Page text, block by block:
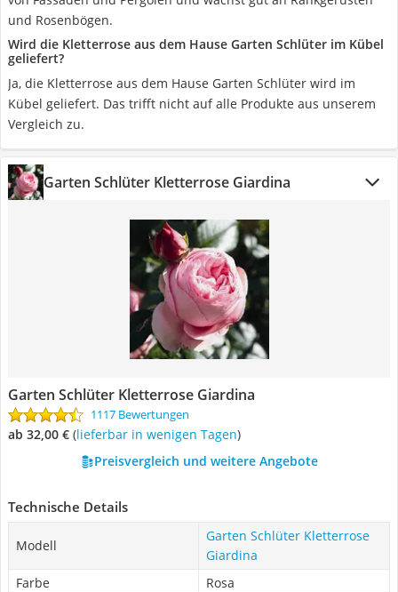
und Rosenbögen.
Wird die Kletterrose aus dem Hause Garten Schlüter im Kübel
geliefert?
Ja, die Kletterrose aus dem Hause Garten Schlüter wird im
Kübel geliefert. Das trifft nicht auf alle Produkte aus unserem
Vergleich zu.
Garten Schlüter Kletterrose Giardina
Garten Schlüter Kletterrose Giardina
1117 Bewertungen
ab 32,00 € ( Lieferbar in wenigen Tagen)
Preisvergleich und weitere Angebote
Technische Details
Modell
Garten Schlüter Kletterrose
Giardina
Farbe
Rosa